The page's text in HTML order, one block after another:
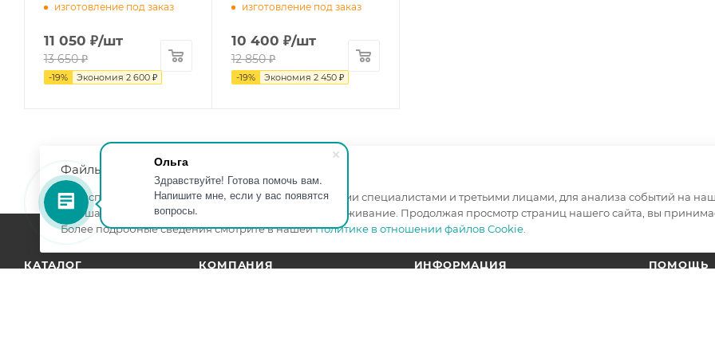
Ольга
Здравствуйте! Готова помочь вам.
Напишите мне, если у вас появятся
вопросы.
изготовление под заказ
11 050 ₽/шт
13 650₽
-19% Экономия 2 600 ₽
изготовление под заказ
10 400 ₽/шт
12 850₽
-19% Экономия 2 450₽
КАТАЛОГ КОМПАНИЯ ИНФОРМАЦИЯ ПОМОЩЬ
Файлы cookie
Мы используем файлы cookie, разработанные нашими специалистами и третьими лицами, для анализа событий на
улучшать взаимодействие с пользователями и обслуживание. Продолжая просмотр страниц нашего сайта, вы
Более подробные сведения смотрите в нашейПолитике в отношении файлов Cookie